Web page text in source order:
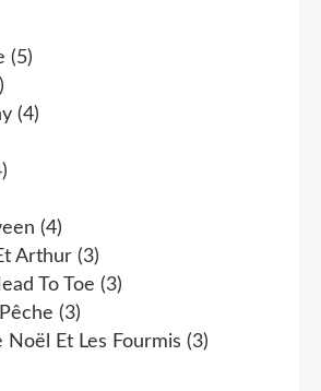
(5)
(4)
(4)
Arthur (3)
To Toe (3)
(3)
Noël Et Les Fourmis (3)